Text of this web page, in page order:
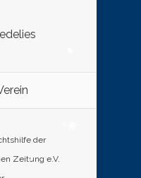
der
Zeitung e.V.